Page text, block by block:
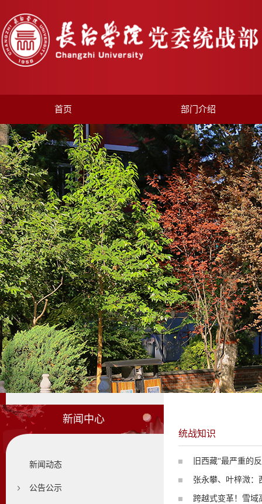
首页 部门介绍
新闻中心
新闻动态
公告公示
统战知识
旧西藏“最严重的
张永攀、叶梓溦：
跨越式变革！雪域